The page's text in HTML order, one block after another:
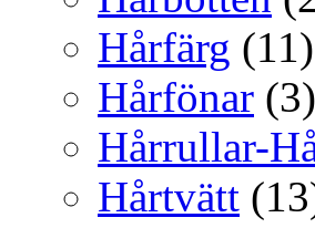
Hårfärg (11)
Hårfönar (3)
Hårrullar-
Hårtvätt